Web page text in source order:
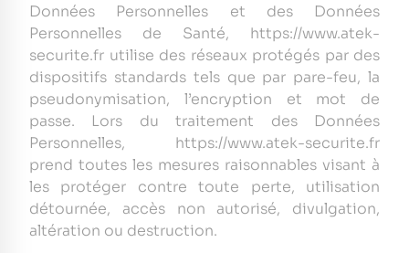
Données Personnelles et des Données
Personnelles de Santé, https://www.atek-
securite.fr utilise des réseaux protégés par des
dispositifs standards tels que par pare-feu, la
pseudonymisation, l’encryption et mot de
passe. Lors du traitement des Données
Personnelles, https://www.atek-securite.fr
prend toutes les mesures raisonnables visant à
les protéger contre toute perte, utilisation
détournée, accès non autorisé, divulgation,
altération ou destruction.